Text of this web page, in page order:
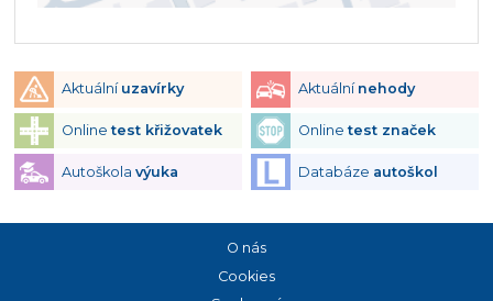
Aktuální uzavírky Aktuální nehody
Onlinetest křižovatek Onlinetest značek
Autoškola výuka Databáze autoškol
O nás
Cookies